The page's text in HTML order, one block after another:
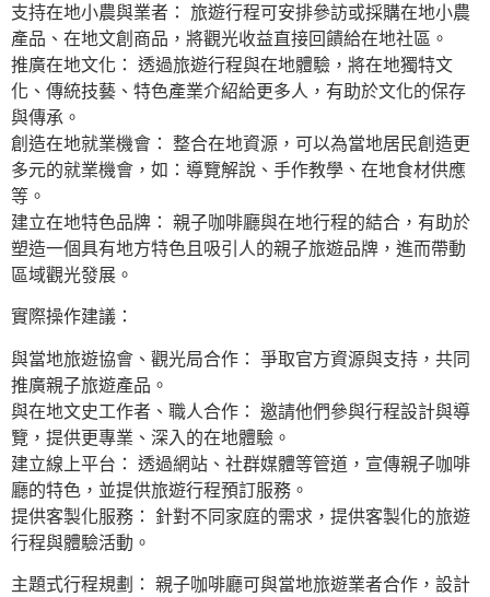
支持在地小農與業者： 旅遊行程可安排參訪或採購在地小農
產品、在地文創商品，將觀光收益直接回饋給在地社區。
推廣在地文化： 透過旅遊行程與在地體驗，將在地獨特文
化、傳統技藝、特色產業介紹給更多人，有助於文化的保存
與傳承。
創造在地就業機會： 整合在地資源，可以為當地居民創造更
多元的就業機會，如：導覽解說、手作教學、在地食材供應
等。
建立在地特色品牌： 親子咖啡廳與在地行程的結合，有助於
塑造一個具有地方特色且吸引人的親子旅遊品牌，進而帶動
區域觀光發展。
實際操作建議：
與當地旅遊協會、觀光局合作： 爭取官方資源與支持，共同
推廣親子旅遊產品。
與在地文史工作者、職人合作： 邀請他們參與行程設計與導
覽，提供更專業、深入的在地體驗。
建立線上平台： 透過網站、社群媒體等管道，宣傳親子咖啡
廳的特色，並提供旅遊行程預訂服務。
提供客製化服務： 針對不同家庭的需求，提供客製化的旅遊
行程與體驗活動。
主題式行程規劃： 親子咖啡廳可與當地旅遊業者合作，設計